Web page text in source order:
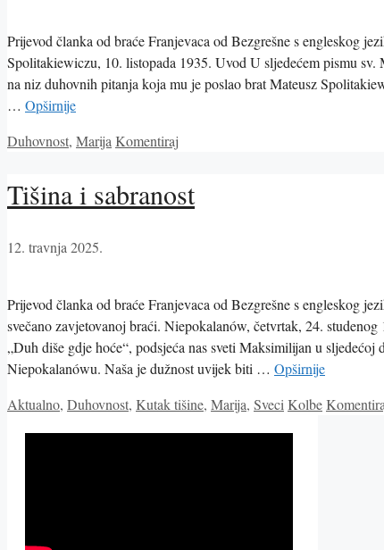
Prijevod članka od braće Franjevaca od Bezgrešne s engleskog
Spolitakiewiczu, 10. listopada 1935. Uvod U sljedećem pismu
na niz duhovnih pitanja koja mu je poslao brat Mateusz
… Opširnije
Kategorije
Duhovnost, Marija Komentiraj
Tišina i sabranost
12. travnja 2025.
Prijevod članka od braće Franjevaca od Bezgrešne s engleskog
svečano zavjetovanoj braći. Niepokalanów, četvrtak, 24.
„Duh diše gdje hoće“, podsjeća nas sveti Maksimilijan u
Niepokalanówu. Naša je dužnost uvijek biti … Opširnije
Kategorije
Aktualno, Duhovnost, Kutak tišine, Marija, Sveci Oznake
Kolbe